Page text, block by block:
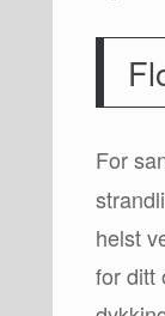
For
helst
for ditt